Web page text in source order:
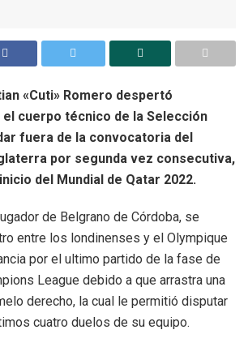
«Cuti» Romero despertó
cuerpo técnico de la Selección
fuera de la convocatoria del
por segunda vez consecutiva,
del Mundial de Qatar 2022.
de Belgrano de Córdoba, se
entre los londinenses y el Olympique
por el ultimo partido de la fase de
League debido a que arrastra una
derecho, la cual le permitió disputar
cuatro duelos de su equipo.